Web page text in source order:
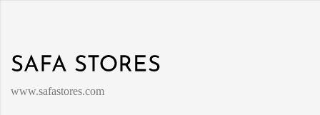
www.safastores.com